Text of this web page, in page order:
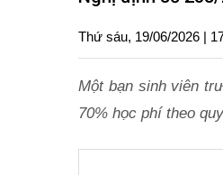
Thứ sáu, 19/06/2026 |
Một bạn sinh viên
70% học phí theo